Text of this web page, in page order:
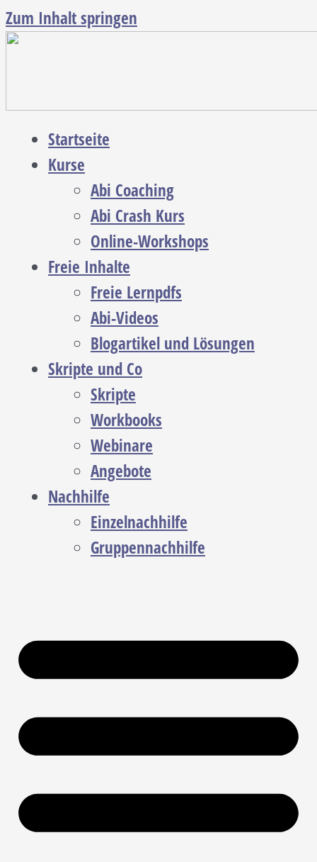
Zum Inhalt springen
Startseite
Kurse
Abi Coaching
Abi Crash Kurs
Online-Workshops
Freie Inhalte
Freie Lernpdfs
Abi-Videos
Blogartikel und Lösungen
Skripte und Co
Skripte
Workbooks
Webinare
Angebote
Nachhilfe
Einzelnachhilfe
Gruppennachhilfe